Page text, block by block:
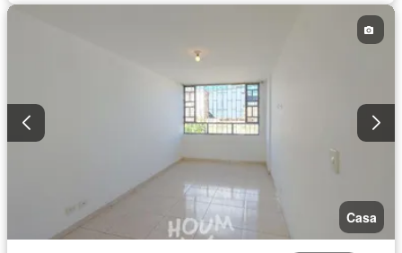
Vigilante
Permite niños Permite mascotas
Casa